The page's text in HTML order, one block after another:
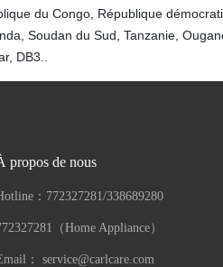
du Congo, République
Soudan du Sud, Tanzanie,
DB3..
propos de nous
： 772327281/338689280
（Home Appliance）
： service@carlcare.com